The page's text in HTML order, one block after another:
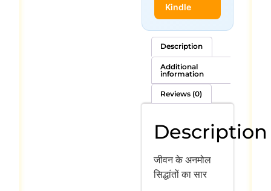
Kindle
Description
Additional
information
Reviews (0)
Description
जीवन के अनमोल
सिद्धांतों का सार